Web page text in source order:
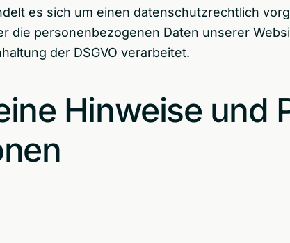
es sich um einen datenschutzrechtlich
die personenbezogenen Daten unserer
der DSGVO verarbeitet.
Hinweise